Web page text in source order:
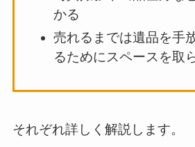
かる
売れるまでは遺品を手
るためにスペースを取
それぞれ詳しく解説します。